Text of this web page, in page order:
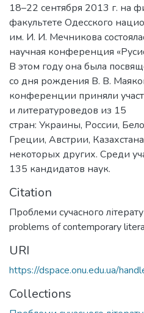
18–22 сентября 2013 г. на
факультете Одесского
им. И. И. Мечникова
научная конференция
В этом году она была
со дня рождения В. В.
конференции приняли
и литературоведов из 15
стран: Украины, России,
Греции, Австрии,
некоторых других. Среди
135 кандидатов наук.
Citation
Проблеми сучасного
problems of contemporary
URI
https://dspace.onu.edu.ua/
Collections